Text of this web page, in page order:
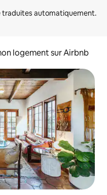
logement sur Airbnb